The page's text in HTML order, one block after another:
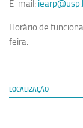
E-mail:
Horário de
feira.
LOCALIZAÇÃO